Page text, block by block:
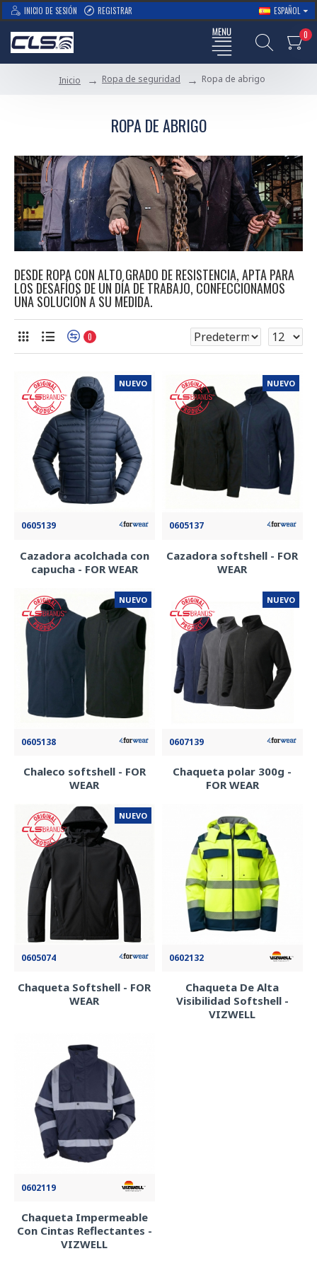
INICIO DE SESIÓN REGISTRAR ESPAÑOL
0
Inicio Ropa de seguridad Ropa de abrigo
ROPA DE ABRIGO
DESDE ROPA CON ALTO GRADO DE RESISTENCIA, APTA PARA
LOS DESAFÍOS DE UN DÍA DE TRABAJO, CONFECCIONAMOS
UNA SOLUCIÓN A SU MEDIDA.
0
NUEVO
0605139
Cazadora acolchada con
capucha - FOR WEAR
NUEVO
0605137
Cazadora softshell - FOR
WEAR
NUEVO
0605138
Chaleco softshell - FOR
WEAR
NUEVO
0607139
Chaqueta polar 300g -
FOR WEAR
NUEVO
0605074
Chaqueta Softshell - FOR
WEAR
0602132
Chaqueta De Alta
Visibilidad Softshell -
VIZWELL
0602119
Chaqueta Impermeable
Con Cintas Reflectantes -
VIZWELL